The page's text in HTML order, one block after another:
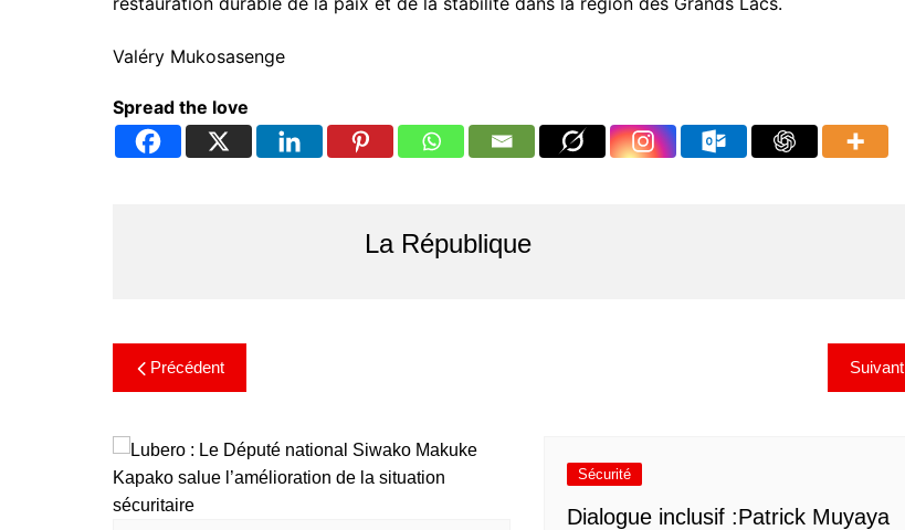
Valéry Mukosasenge
Spread the love
La République
Précédent Suivant
Sécurité
Dialogue inclusif :Patrick Muyaya